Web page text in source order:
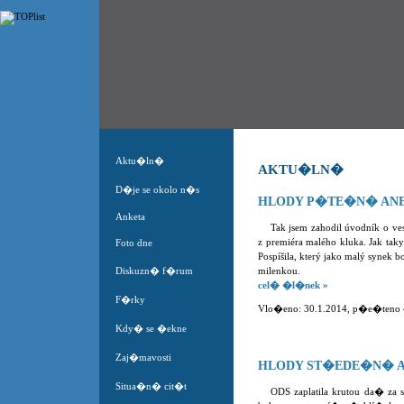
AKTU�LN�
HLODY P�TE�N�
Tak jsem zahodil úvodník o
z premiéra malého kluka. Jak
Pospíšila, který jako malý synek
milenkou.
cel� �l�nek »
Vlo�eno: 30.1.2014, p�e�teno
HLODY ST�EDE�N�
ODS zaplatila krutou da� za
Aktu�ln�
D�je se okolo n�s
Anketa
Foto dne
Diskuzn� f�rum
F�rky
Kdy� se �ekne
Zaj�mavosti
Situa�n� cit�t